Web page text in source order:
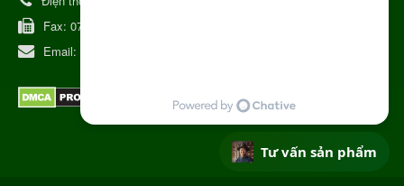
Fax: 070-9178-7979
Email:
Tư vấn sản phẩm